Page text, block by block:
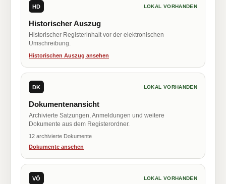
HD LOKAL VORHANDEN
Historischer Auszug
Historischer Registerinhalt vor der elektronischen
Umschreibung.
Historischen Auszug ansehen
DK LOKAL VORHANDEN
Dokumentenansicht
Archivierte Satzungen, Anmeldungen und weitere
Dokumente aus dem Registerordner.
12 archivierte Dokumente
Dokumente ansehen
VÖ LOKAL VORHANDEN